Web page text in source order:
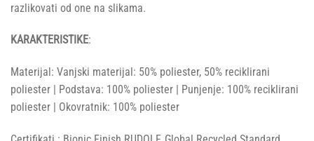
razlikovati od one na slikama.
KARAKTERISTIKE:
Materijal: Vanjski materijal: 50% poliester, 50% reciklirani
poliester | Podstava: 100% poliester | Punjenje: 100% reciklirani
poliester | Okovratnik: 100% poliester